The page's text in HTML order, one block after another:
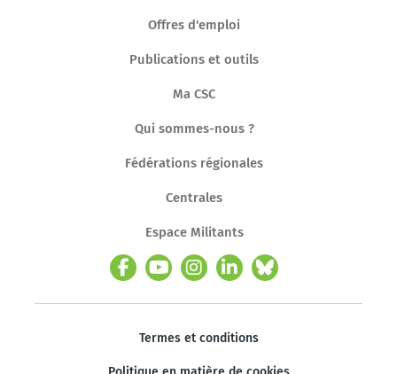
Offres d'emploi
Publications et outils
Ma CSC
Qui sommes-nous ?
Fédérations régionales
Centrales
Espace Militants
Termes et conditions